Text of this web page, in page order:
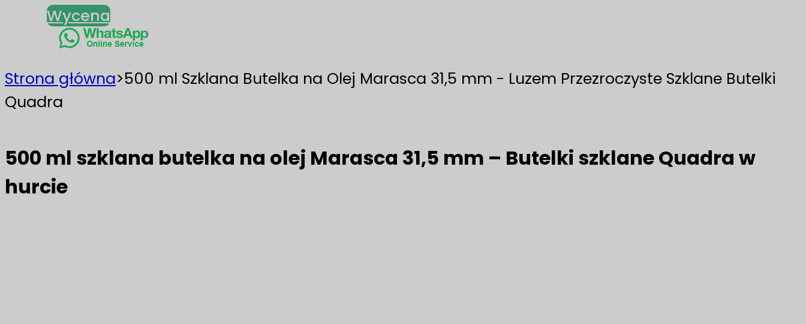
Wycena
Strona główna>500 ml Szklana Butelka na Olej Marasca 31,5 mm - Luzem Przezroczyste Szklane Butelki
Quadra
500 ml szklana butelka na olej Marasca 31,5 mm – Butelki szklane Quadra w
hurcie